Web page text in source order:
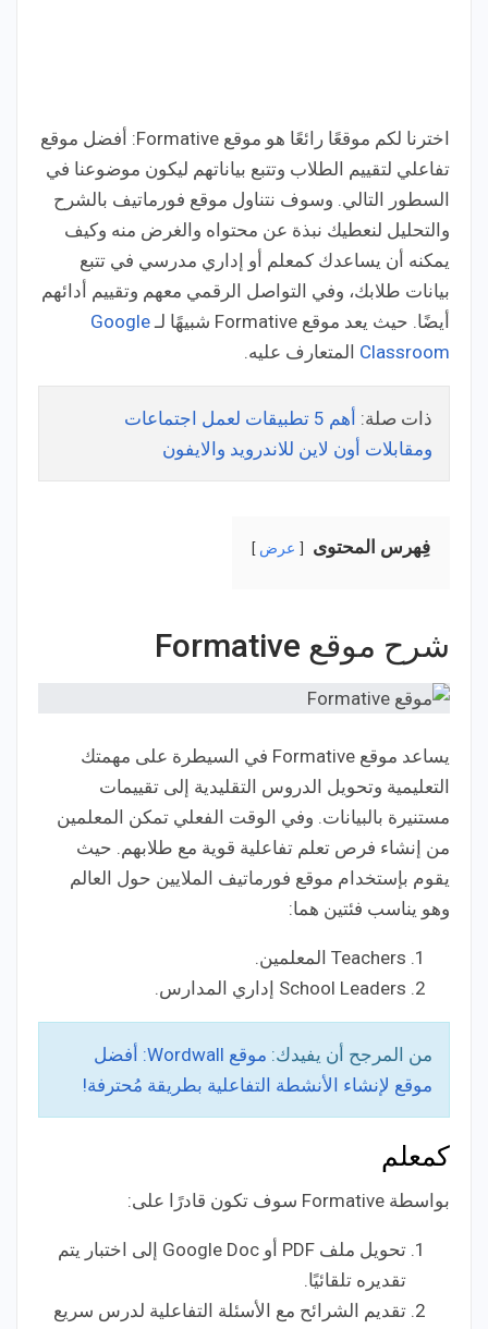
اخترنا لكم موقعًا رائعًا هو موقع Formative: أفضل موقع
تفاعلي لتقييم الطلاب وتتبع بياناتهم ليكون موضوعنا في
السطور التالي. وسوف نتناول موقع فورماتيف بالشرح
والتحليل لنعطيك نبذة عن محتواه والغرض منه وكيف
يمكنه أن يساعدك كمعلم أو إداري مدرسي في تتبع
بيانات طلابك، وفي التواصل الرقمي معهم وتقييم أدائهم
أيضًا. حيث يعد موقع Formative شبيهًا لـ
Google
Classroom المتعارف عليه.
ذات صلة:
أهم 5 تطبيقات لعمل اجتماعات
ومقابلات أون لاين للاندرويد والايفون
فِهرس المحتوى عرض
شرح موقع Formative
يساعد موقع Formative في السيطرة على مهمتك
التعليمية وتحويل الدروس التقليدية إلى تقييمات
مستنيرة بالبيانات. وفي الوقت الفعلي تمكن المعلمين
من إنشاء فرص تعلم تفاعلية قوية مع طلابهم. حيث
يقوم بإستخدام موقع فورماتيف الملايين حول العالم
وهو يناسب فئتين هما:
Teachers المعلمين.
School Leaders إداري المدارس.
من المرجح أن يفيدك:
موقع Wordwall: أفضل
موقع لإنشاء الأنشطة التفاعلية بطريقة مُحترفة!
كمعلم
بواسطة Formative سوف تكون قادرًا على:
تحويل ملف PDF أو Google Doc إلى اختبار يتم
تقديره تلقائيًا.
تقديم الشرائح مع الأسئلة التفاعلية لدرس سريع